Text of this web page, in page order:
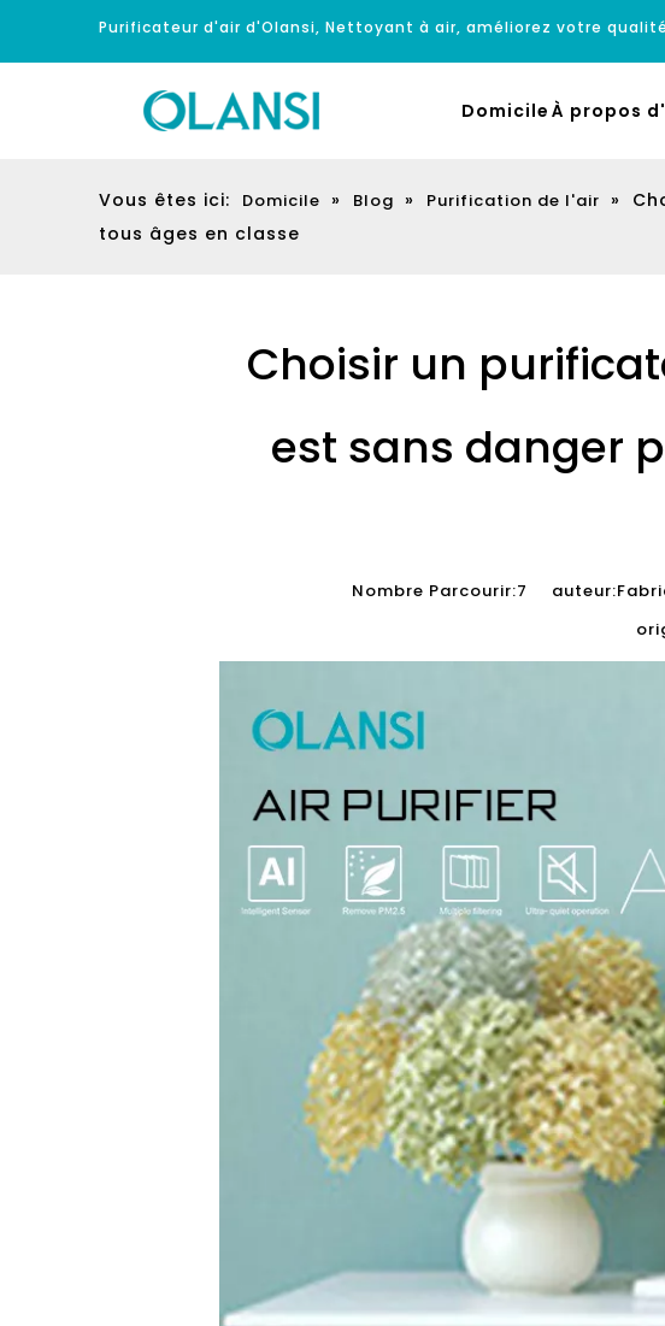
Purificateur d'air d'Olansi, Nettoyant à air, améliorez votre
Domicile À propos
Vous êtes ici: Domicile » Blog » Purification de l'air »
tous âges en classe
Choisir un
est sans danger
Nombre Parcourir:7